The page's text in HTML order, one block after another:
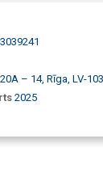
– 14, Rīga, LV-
2025